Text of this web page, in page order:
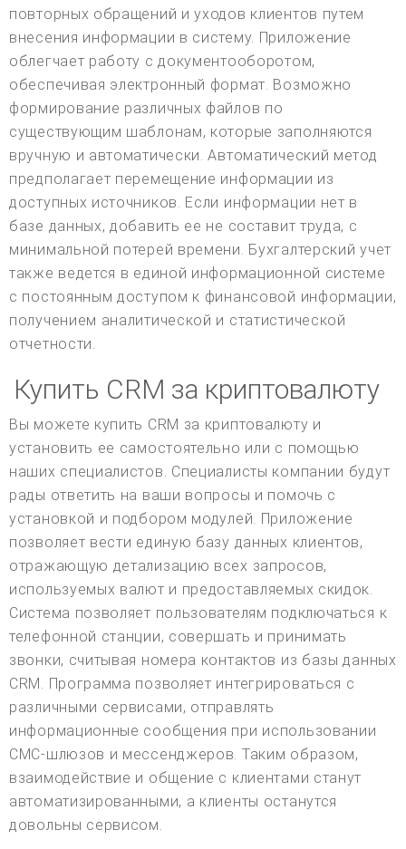
повторных обращений и уходов клиентов путем
внесения информации в систему. Приложение
облегчает работу с документооборотом,
обеспечивая электронный формат. Возможно
формирование различных файлов по
существующим шаблонам, которые заполняются
вручную и автоматически. Автоматический метод
предполагает перемещение информации из
доступных источников. Если информации нет в
базе данных, добавить ее не составит труда, с
минимальной потерей времени. Бухгалтерский учет
также ведется в единой информационной системе
с постоянным доступом к финансовой информации,
получением аналитической и статистической
отчетности.
Купить CRM за криптовалюту
Вы можете купить CRM за криптовалюту и
установить ее самостоятельно или с помощью
наших специалистов. Специалисты компании будут
рады ответить на ваши вопросы и помочь с
установкой и подбором модулей. Приложение
позволяет вести единую базу данных клиентов,
отражающую детализацию всех запросов,
используемых валют и предоставляемых скидок.
Система позволяет пользователям подключаться к
телефонной станции, совершать и принимать
звонки, считывая номера контактов из базы данных
CRM. Программа позволяет интегрироваться с
различными сервисами, отправлять
информационные сообщения при использовании
СМС-шлюзов и мессенджеров. Таким образом,
взаимодействие и общение с клиентами станут
автоматизированными, а клиенты останутся
довольны сервисом.